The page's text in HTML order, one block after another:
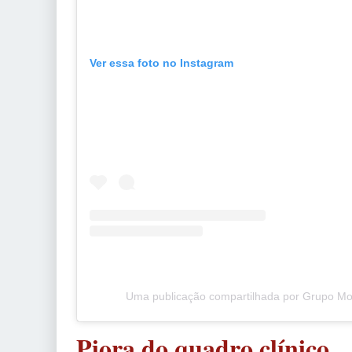
Ver essa foto no Instagram
Uma publicação compartilhada por Grupo